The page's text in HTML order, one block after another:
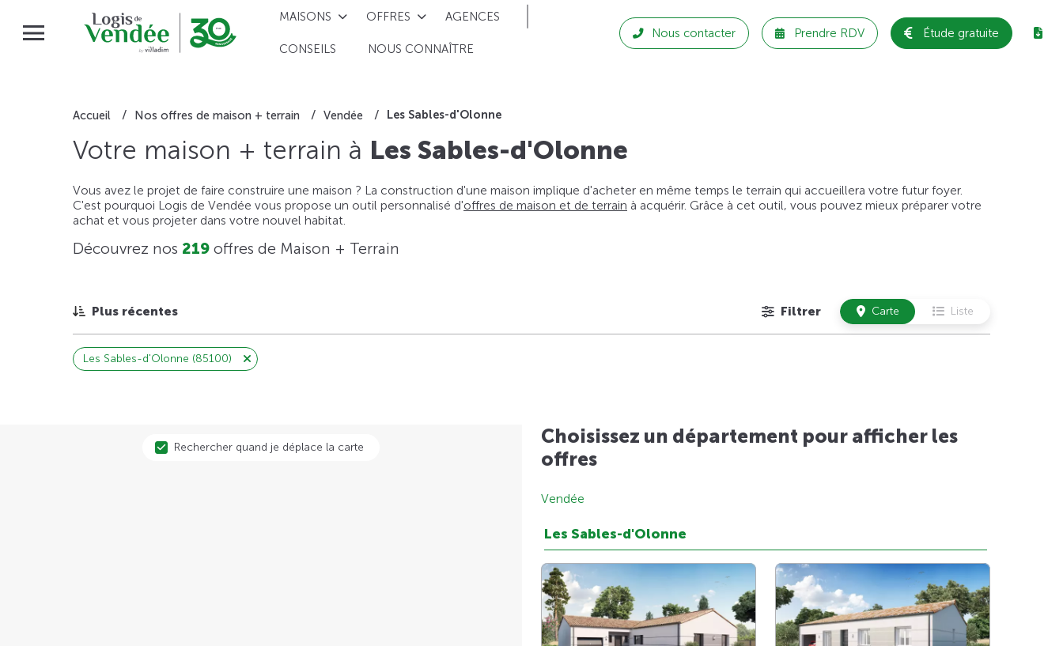
MAISONS OFFRES AGENCES
CONSEILS NOUS CONNAÎTRE
Nous contacter Prendre RDV Étude gratuite
Accueil Nos offres de maison + terrain Vendée Les Sables-d'Olonne
Votre maison + terrain à Les Sables-d'Olonne
Vous avez le projet de faire construire une maison ? La construction d'une maison implique d'acheter en même temps le terrain qui accueillera votre futur foyer.
C'est pourquoi Logis de Vendée vous propose un outil personnalisé d'offres de maison et de terrain à acquérir. Grâce à cet outil, vous pouvez mieux préparer votre
achat et vous projeter dans votre nouvel habitat.
Découvrez nos 219 offres de Maison + Terrain
Plus récentes Filtrer Carte Liste
Les Sables-d'Olonne (85100)
Rechercher quand je déplace la carte
Choisissez un département pour afficher les
offres
Vendée
Les Sables-d'Olonne